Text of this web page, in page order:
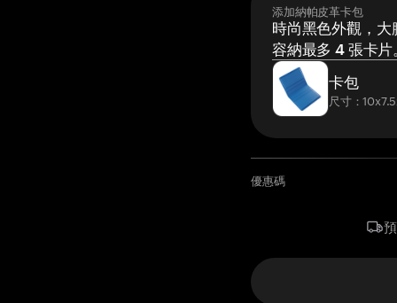
添加納帕皮革卡包
時尚黑色外觀，大
容納最多 4 張卡片
卡包
尺寸：
優惠碼